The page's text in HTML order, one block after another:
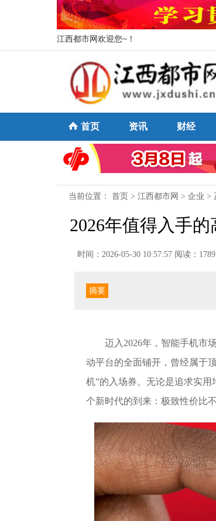
江西都市网欢迎您~！
首页 资讯 财经
当前位置： 首页 > 江西都市网 > 企业 >
2026年值得入手
时间：2026-05-30 10:57:57 阅读：1789
摘要
迈入2026年，智能手机市
动平台的全面铺开，曾经属于
机”的入场券。无论是追求实
个新时代的到来：极致性价比